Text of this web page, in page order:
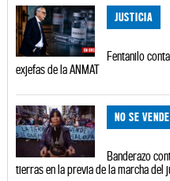
JUSTICIA
Fentanilo
exjefas de la ANMAT
NO SE VENDE
Banderazo
tierras en la previa de la marcha del